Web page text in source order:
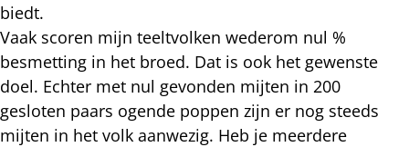
biedt.
Vaak scoren mijn teeltvolken wederom nul %
besmetting in het broed. Dat is ook het gewenste
doel. Echter met nul gevonden mijten in 200
gesloten paars ogende poppen zijn er nog steeds
mijten in het volk aanwezig. Heb je meerdere